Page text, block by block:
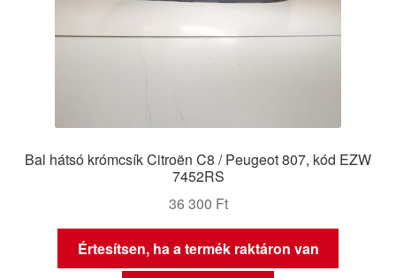
Bal hátsó krómcsík Citroën C8 / Peugeot 807, kód EZW
7452RS
36 300 Ft
Értesítsen, ha a termék raktáron van